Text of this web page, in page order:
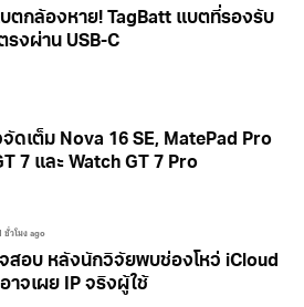
ตกล้องหาย! TagBatt แบตที่รองรับ
รงผ่าน USB-C
ดเต็ม Nova 16 SE, MatePad Pro
7 และ Watch GT 7 Pro
ชั่วโมง ago
สอบ หลังนักวิจัยพบช่องโหว่ iCloud
าจเผย IP จริงผู้ใช้